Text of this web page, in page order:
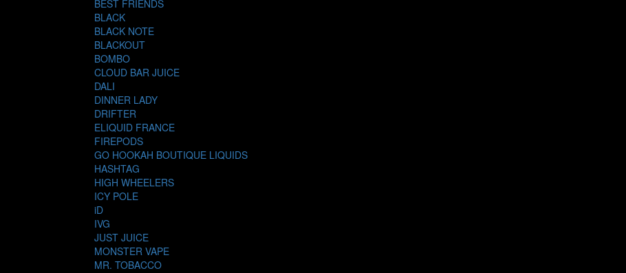
BEST FRIENDS
BLACK
BLACK NOTE
BLACKOUT
BOMBO
CLOUD BAR JUICE
DALI
DINNER LADY
DRIFTER
ELIQUID FRANCE
FIREPODS
GO HOOKAH BOUTIQUE LIQUIDS
HASHTAG
HIGH WHEELERS
ICY POLE
iD
IVG
JUST JUICE
MONSTER VAPE
MR. TOBACCO